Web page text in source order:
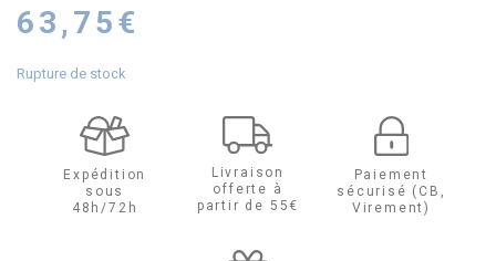
63,75€
Rupture de stock
Expédition
sous
48h/72h
Livraison
offerte à
partir de 55€
Paiement
sécurisé (CB,
Virement)